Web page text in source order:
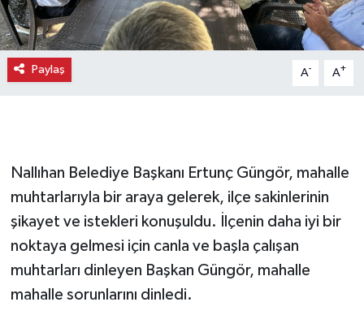
Paylaş A- A+
Nallıhan Belediye Başkanı Ertunç Güngör, mahalle
muhtarlarıyla bir araya gelerek, ilçe sakinlerinin
şikayet ve istekleri konuşuldu. İlçenin daha iyi bir
noktaya gelmesi için canla ve başla çalışan
muhtarları dinleyen Başkan Güngör, mahalle
mahalle sorunlarını dinledi.